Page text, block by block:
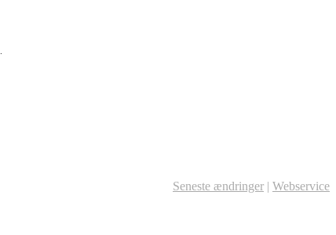
Seneste ændringer | Webservice